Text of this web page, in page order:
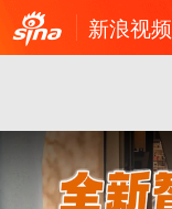
新浪视频